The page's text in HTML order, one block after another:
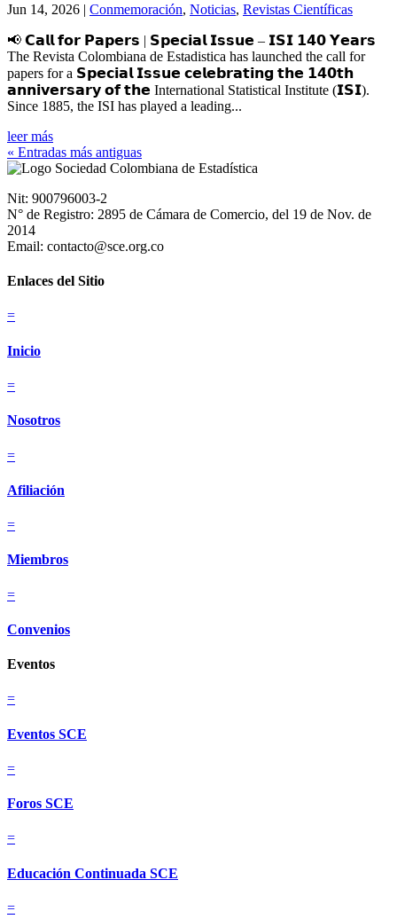
Jun 14, 2026 | Conmemoración, Noticias, Revistas Científicas
📢 𝗖𝗮𝗹𝗹 𝗳𝗼𝗿 𝗣𝗮𝗽𝗲𝗿𝘀 | 𝗦𝗽𝗲𝗰𝗶𝗮𝗹 𝗜𝘀𝘀𝘂𝗲 – 𝗜𝗦𝗜 𝟭𝟰𝟬 𝗬𝗲𝗮𝗿𝘀
The Revista Colombiana de Estadistica has launched the call for
papers for a 𝗦𝗽𝗲𝗰𝗶𝗮𝗹 𝗜𝘀𝘀𝘂𝗲 𝗰𝗲𝗹𝗲𝗯𝗿𝗮𝘁𝗶𝗻𝗴 𝘁𝗵𝗲 𝟭𝟰𝟬𝘁𝗵
𝗮𝗻𝗻𝗶𝘃𝗲𝗿𝘀𝗮𝗿𝘆 𝗼𝗳 𝘁𝗵𝗲 International Statistical Institute (𝗜𝗦𝗜).
Since 1885, the ISI has played a leading...
leer más
« Entradas más antiguas
Nit: 900796003-2
N° de Registro: 2895 de Cámara de Comercio, del 19 de Nov. de
2014
Email: contacto@sce.org.co
Enlaces del Sitio
=
Inicio
=
Nosotros
=
Afiliación
=
Miembros
=
Convenios
Eventos
=
Eventos SCE
=
Foros SCE
=
Educación Continuada SCE
=